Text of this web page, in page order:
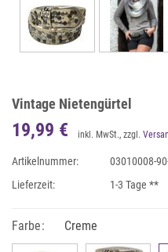
Vintage Nietengürtel
19,99 € inkl. MwSt., zzgl.
Artikelnummer:
03010008-
Lieferzeit:
1-3 Tage **
Farbe: Creme